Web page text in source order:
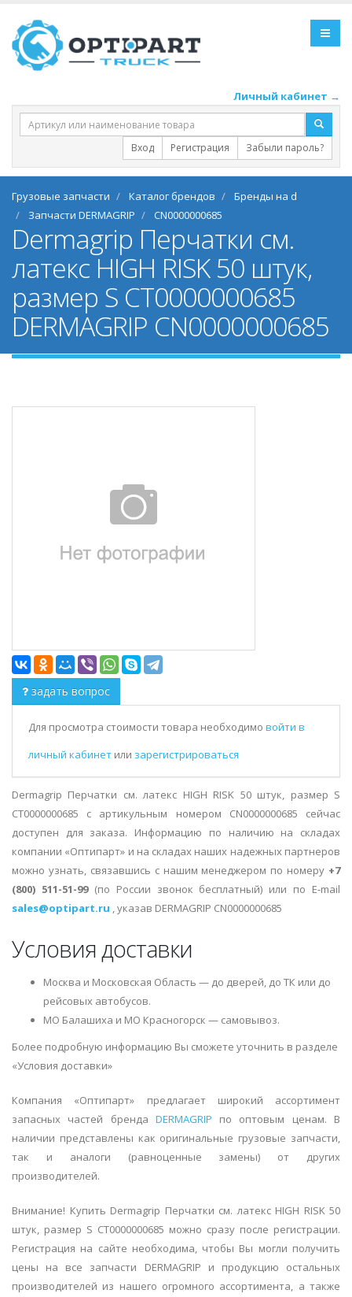
Личный кабинет →
Вход Регистрация Забыли пароль?
Грузовые запчасти Каталог брендов
Бренды на d
Запчасти DERMAGRIP
CN0000000685
Dermagrip Перчатки см.
латекс HIGH RISK 50 штук,
размер S CТ0000000685
DERMAGRIP CN0000000685
задать вопрос
Для просмотра стоимости товара необходимо войти в
личный кабинет или зарегистрироваться
Dermagrip Перчатки см. латекс HIGH RISK 50 штук, размер S
CТ0000000685 с артикульным номером CN0000000685 сейчас
доступен для заказа. Информацию по наличию на складах
компании «Оптипарт» и на складах наших надежных партнеров
можно узнать, связавшись с нашим менеджером по номеру +7
(800) 511-51-99(по России звонок бесплатный) или по E-mail
sales@optipart.ru , указав DERMAGRIP CN0000000685
Условия доставки
Москва и Московская Область — до дверей, до ТК или до
рейсовых автобусов.
МО Балашиха и МО Красногорск — самовывоз.
Более подробную информацию Вы сможете уточнить в разделе
«Условия доставки»
Компания «Оптипарт» предлагает широкий ассортимент
запасных частей бренда DERMAGRIP по оптовым ценам. В
наличии представлены как оригинальные грузовые запчасти,
так и аналоги (равноценные замены) от других
производителей.
Внимание! Купить Dermagrip Перчатки см. латекс HIGH RISK 50
штук, размер S CТ0000000685 можно сразу после регистрации.
Регистрация на сайте необходима, чтобы Вы могли получить
цены на все запчасти DERMAGRIP и продукцию остальных
производителей из нашего огромного ассортимента, а также